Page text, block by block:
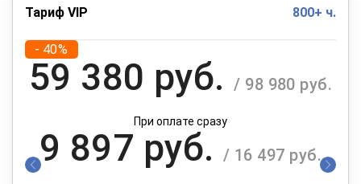
Тариф VIP 800+ ч.
- 40%
59 380 руб. / 98 980 руб.
При оплате сразу
9 897 руб. / 16 497 руб.